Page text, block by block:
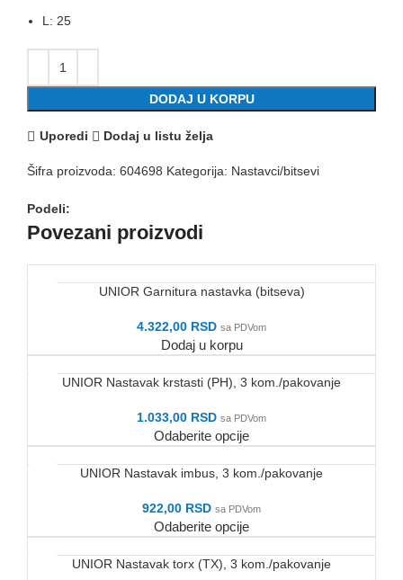
L: 25
DODAJ U KORPU
Uporedi Dodaj u listu želja
Šifra proizvoda: 604698 Kategorija: Nastavci/bitsevi
Podeli:
Povezani proizvodi
UNIOR Garnitura nastavka (bitseva)
4.322,00 RSD sa PDVom
Dodaj u korpu
UNIOR Nastavak krstasti (PH), 3 kom./pakovanje
1.033,00 RSD sa PDVom
Odaberite opcije
UNIOR Nastavak imbus, 3 kom./pakovanje
922,00 RSD sa PDVom
Odaberite opcije
UNIOR Nastavak torx (TX), 3 kom./pakovanje